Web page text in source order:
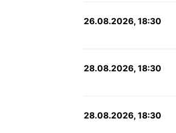
26.08.2026, 18:30
28.08.2026, 18:30
28.08.2026, 18:30